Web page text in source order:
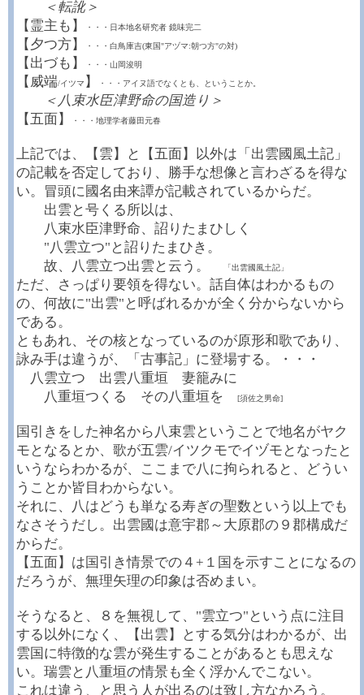
＜転訛＞
【霊主も】
・・・日本地名研究者 鏡味完二
【夕つ方】 ・・・白鳥庫吉(東国"アヅマ:朝つ方"の対)
【出づも】 ・・・山岡浚明
【威端/イツマ 】 ・・・アイヌ語でなくとも、ということか。
＜八束水臣津野命の国造り＞
【五面】
・・・地理学者藤田元春
上記では、【雲】と【五面】以外は「出雲國風土記」
の記載を否定しており、勝手な想像と言わざるを得な
い。冒頭に國名由来譚が記載されているからだ。
出雲と号くる所以は、
八束水臣津野命、詔りたまひしく
"八雲立つ"と詔りたまひき。
故、八雲立つ出雲と云う。
「出雲國風土記」
ただ、さっぱり要領を得ない。話自体はわかるもの
の、何故に"出雲"と呼ばれるかが全く分からないから
である。
ともあれ、その核となっているのが原形和歌であり、
詠み手は違うが、「古事記」に登場する。・・・
八雲立つ 出雲八重垣 妻籠みに
八重垣つくる その八重垣を
[須佐之男命]
国引きをした神名から八束雲ということで地名がヤク
モとなるとか、歌が五雲/イツクモでイヅモとなったと
いうならわかるが、ここまで八に拘られると、どうい
うことか皆目わからない。
それに、八はどうも単なる寿ぎの聖数という以上でも
なさそうだし。出雲國は意宇郡～大原郡の９郡構成だ
からだ。
【五面】は国引き情景での４+１国を示すことになるの
だろうが、無理矢理の印象は否めまい。
そうなると、８を無視して、"雲立つ"という点に注目
する以外になく、【出雲】とする気分はわかるが、出
雲国に特徴的な雲が発生することがあるとも思えな
い。瑞雲と八重垣の情景も全く浮かんでこない。
これは違う、と思う人が出るのは致し方なかろう。